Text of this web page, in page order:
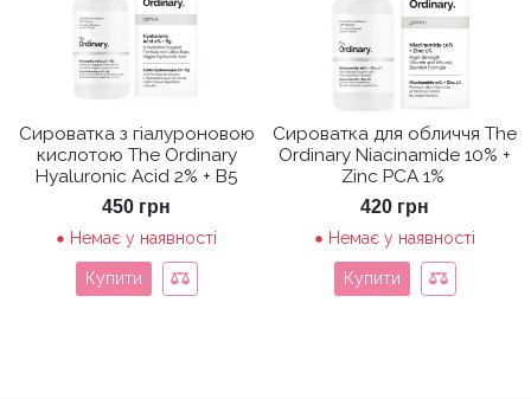
Сироватка з гіалуроновою
кислотою The Ordinary
Hyaluronic Acid 2% + B5
450 грн
Немає у наявності
Купити
Сироватка для обличчя The
Ordinary Niacinamide 10% +
Zinc PCA 1%
420 грн
Немає у наявності
Купити